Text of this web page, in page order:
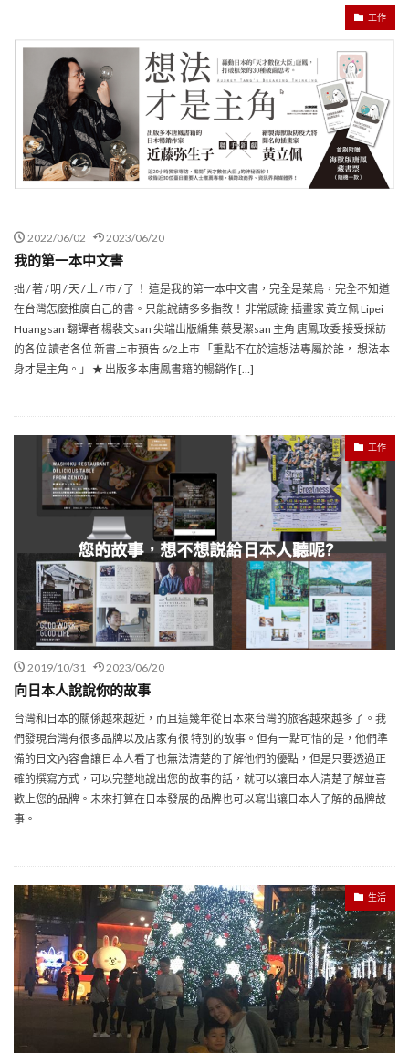
工作
2022/06/02 2023/06/20
我的第一本中文書
拙 / 著 / 明 / 天 / 上 / 市 / 了 ！ 這是我的第一本中文書，完全是菜鳥，完全不知道
在台灣怎麼推廣自己的書。只能說請多多指教！ 非常感謝 插畫家 黃立佩 Lipei
Huang san 翻譯者 楊裴文san 尖端出版編集 蔡旻潔san 主角 唐鳳政委 接受採訪
的各位 讀者各位 新書上市預告 6/2上市 「重點不在於這想法專屬於誰， 想法本
身才是主角。」 ★ 出版多本唐鳳書籍的暢銷作 […]
工作
2019/10/31 2023/06/20
向日本人說說你的故事
台灣和日本的關係越來越近，而且這幾年從日本來台灣的旅客越來越多了。我
們發現台灣有很多品牌以及店家有很 特別的故事。但有一點可惜的是，他們準
備的日文內容會讓日本人看了也無法清楚的了解他們的優點，但是只要透過正
確的撰寫方式，可以完整地說出您的故事的話，就可以讓日本人清楚了解並喜
歡上您的品牌。未來打算在日本發展的品牌也可以寫出讓日本人了解的品牌故
事。
生活